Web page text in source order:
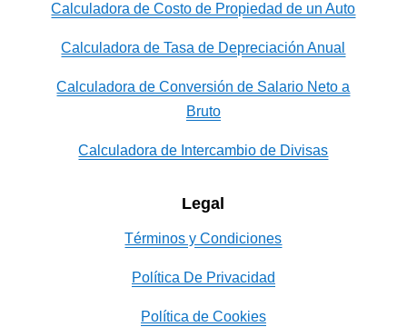
Calculadora de Costo de Propiedad de un Auto
Calculadora de Tasa de Depreciación Anual
Calculadora de Conversión de Salario Neto a
Bruto
Calculadora de Intercambio de Divisas
Legal
Términos y Condiciones
Política De Privacidad
Política de Cookies